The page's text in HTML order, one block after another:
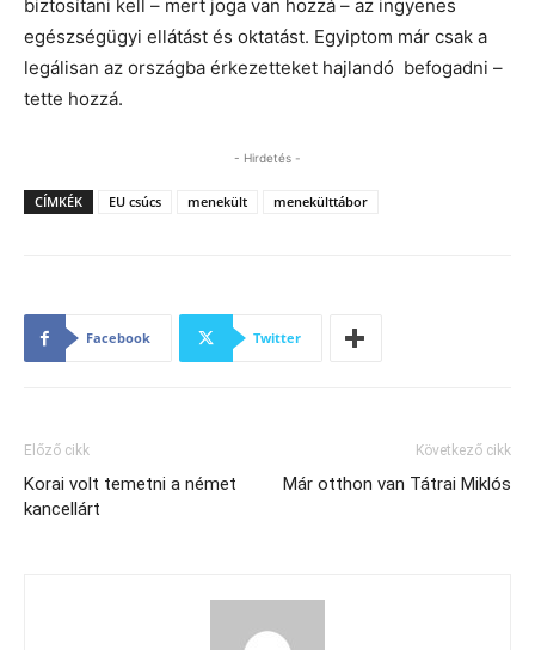
biztosítani kell – mert joga van hozzá – az ingyenes
egészségügyi ellátást és oktatást. Egyiptom már csak a
legálisan az országba érkezetteket hajlandó befogadni –
tette hozzá.
- Hirdetés -
CÍMKÉK EU csúcs menekült menekülttábor
Facebook Twitter
Előző cikk
Korai volt temetni a német
kancellárt
Következő cikk
Már otthon van Tátrai Miklós